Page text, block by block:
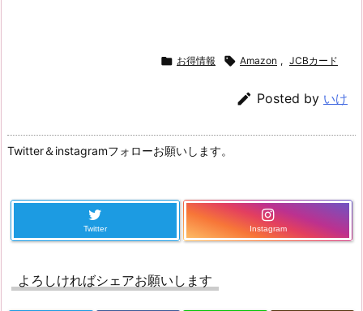
 お得情報  Amazon , JCBカード
 Posted by いけ
Twitter＆instagramフォローお願いします。
Twitter Instagram
よろしければシェアお願いします